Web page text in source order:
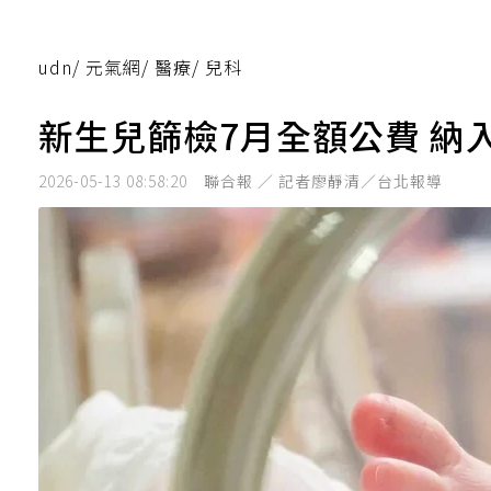
udn/ 元氣網/ 醫療/ 兒科
新生兒篩檢7月全額公費 納
2026-05-13 08:58:20 聯合報 ／ 記者廖靜清／台北報導